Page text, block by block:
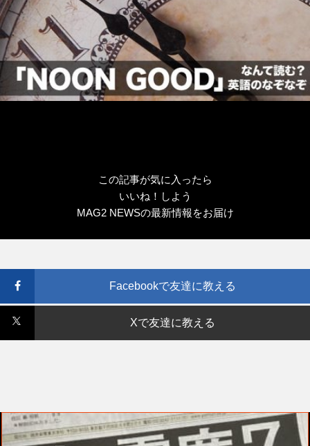
この記事が気に入ったら
いいね！しよう
MAG2 NEWSの最新情報をお届け
Facebookで友達に教える
Xで友達に教える